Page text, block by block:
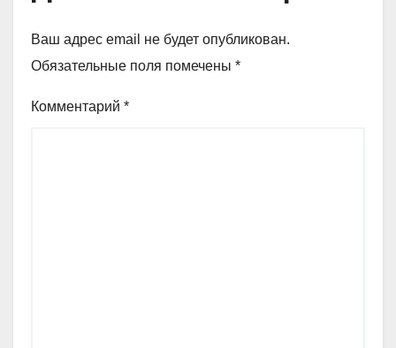
Ваш адрес email не будет опубликован.
Обязательные поля помечены *
Комментарий *